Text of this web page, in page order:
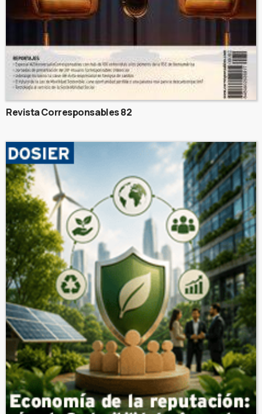
Revista Corresponsables 82